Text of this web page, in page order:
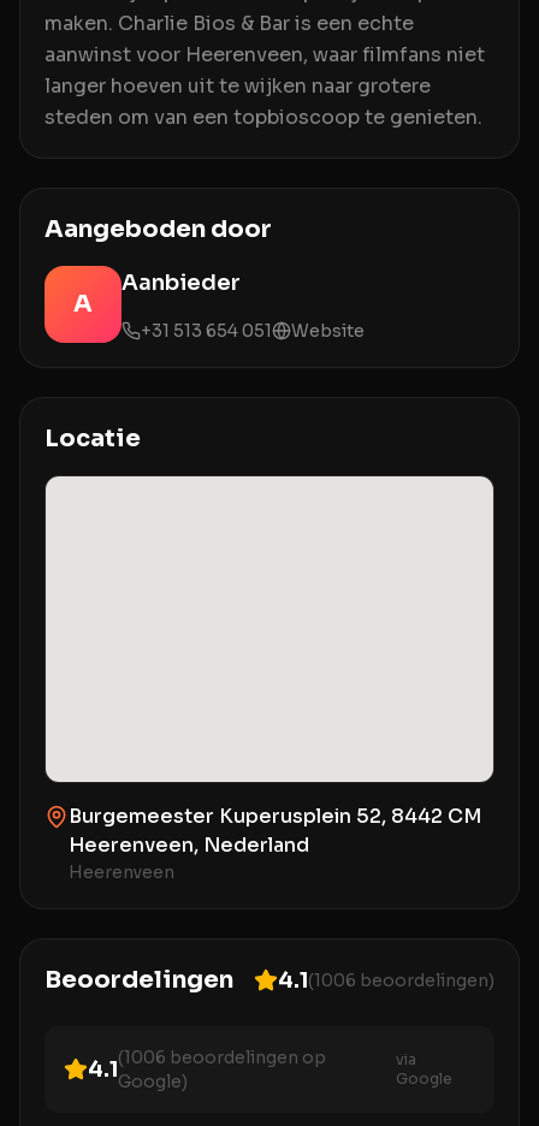
maken. Charlie Bios & Bar is een echte
aanwinst voor Heerenveen, waar filmfans niet
langer hoeven uit te wijken naar grotere
steden om van een topbioscoop te genieten.
Aangeboden door
A
Aanbieder
+31 513 654 051 Website
Locatie
Burgemeester Kuperusplein 52, 8442 CM
Heerenveen, Nederland
Heerenveen
Beoordelingen 4.1(1006 beoordelingen)
4.1(1006 beoordelingen op
Google)
via
Google